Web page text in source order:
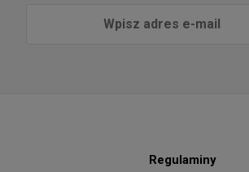
Regulaminy